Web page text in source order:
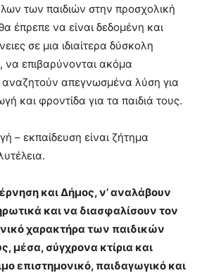
των παιδιών στην προσχολική
έπρεπε να είναι δεδομένη και
σε μια ιδιαίτερα δύσκολη
να επιβαρύνονται ακόμα
αναζητούν απεγνωσμένα λύση για
και φροντίδα για τα παιδιά τους.
– εκπαίδευση είναι ζήτημα
και Δήμος, ν’ αναλάβουν
και να διασφαλίσουν τον
χαρακτήρα των παιδικών
μέσα, σύγχρονα κτίρια και
επιστημονικό, παιδαγωγικό και